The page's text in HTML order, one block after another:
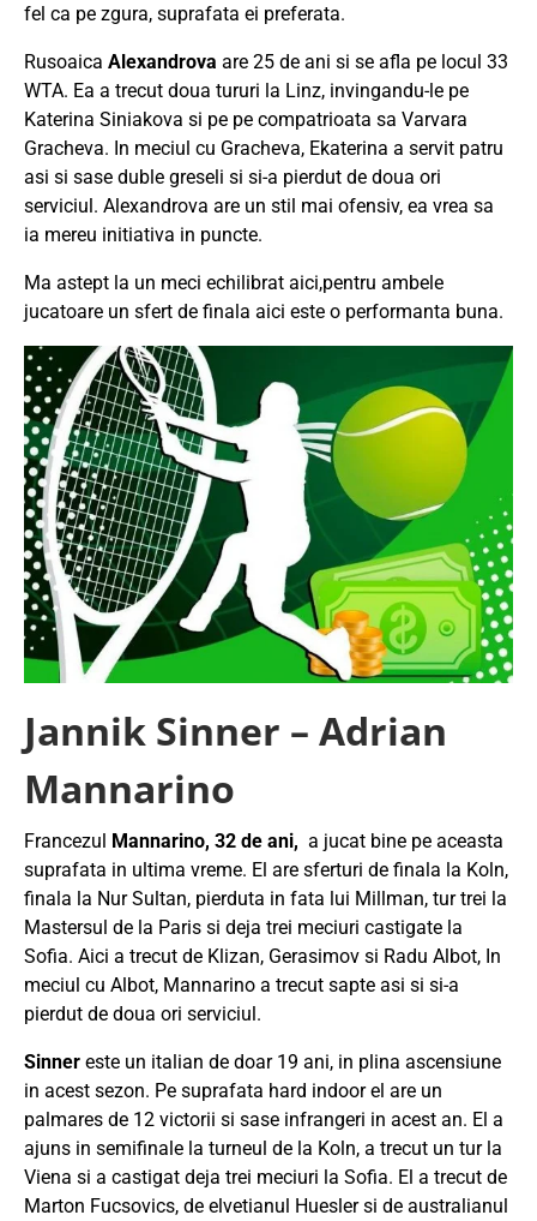
fel ca pe zgura, suprafata ei preferata.
Rusoaica Alexandrova are 25 de ani si se afla pe locul 33
WTA. Ea a trecut doua tururi la Linz, invingandu-le pe
Katerina Siniakova si pe pe compatrioata sa Varvara
Gracheva. In meciul cu Gracheva, Ekaterina a servit patru
asi si sase duble greseli si si-a pierdut de doua ori
serviciul. Alexandrova are un stil mai ofensiv, ea vrea sa
ia mereu initiativa in puncte.
Ma astept la un meci echilibrat aici,pentru ambele
jucatoare un sfert de finala aici este o performanta buna.
Jannik Sinner – Adrian
Mannarino
Francezul Mannarino, 32 de ani, a jucat bine pe aceasta
suprafata in ultima vreme. El are sferturi de finala la Koln,
finala la Nur Sultan, pierduta in fata lui Millman, tur trei la
Mastersul de la Paris si deja trei meciuri castigate la
Sofia. Aici a trecut de Klizan, Gerasimov si Radu Albot, In
meciul cu Albot, Mannarino a trecut sapte asi si si-a
pierdut de doua ori serviciul.
Sinner este un italian de doar 19 ani, in plina ascensiune
in acest sezon. Pe suprafata hard indoor el are un
palmares de 12 victorii si sase infrangeri in acest an. El a
ajuns in semifinale la turneul de la Koln, a trecut un tur la
Viena si a castigat deja trei meciuri la Sofia. El a trecut de
Marton Fucsovics, de elvetianul Huesler si de australianul